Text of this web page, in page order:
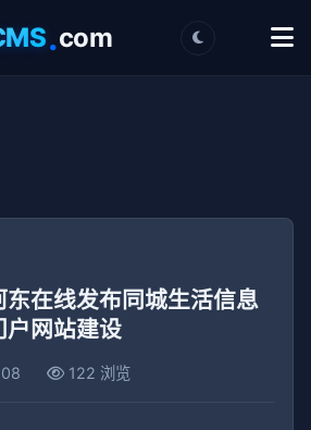
.com
在线发布同城生活信息
户网站建设
122 浏览